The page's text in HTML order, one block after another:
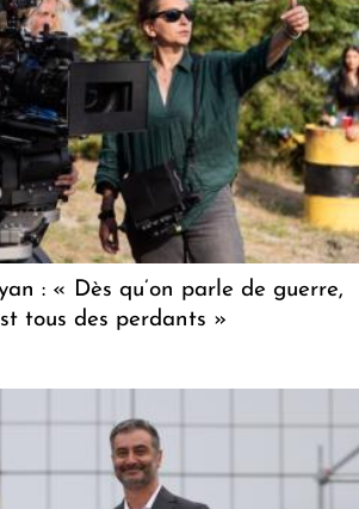
: « Dès qu’on parle de guerre,
tous des perdants »